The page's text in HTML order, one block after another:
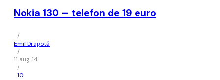
Nokia 130 – telefon de 19 euro
/
Emil Dragotă
/
11 aug. 14
/
10